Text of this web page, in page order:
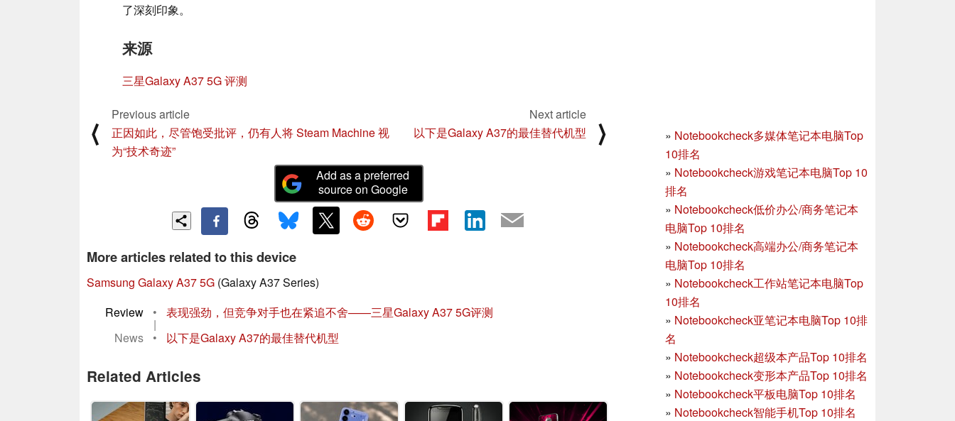
了深刻印象。
来源
三星Galaxy A37 5G 评测
» Notebookcheck多媒体笔记本电脑Top
10排名
» Notebookcheck游戏笔记本电脑Top 10
排名
» Notebookcheck低价办公/商务笔记本
电脑Top 10排名
» Notebookcheck高端办公/商务笔记本
电脑Top 10排名
» Notebookcheck工作站笔记本电脑Top
10排名
» Notebookcheck亚笔记本电脑Top 10排
名
» Notebookcheck超级本产品Top 10排名
» Notebookcheck变形本产品Top 10排名
» Notebookcheck平板电脑Top 10排名
» Notebookcheck智能手机Top 10排名
⟨
Previous article
正因如此，尽管饱受批评，仍有人将 Steam Machine 视
为“技术奇迹”
Next article
以下是Galaxy A37的最佳替代机型
⟩
Add as a preferred
source on Google
More articles related to this device
Samsung Galaxy A37 5G (Galaxy A37 Series)
Review
• 表现强劲，但竞争对手也在紧追不舍——三星Galaxy A37 5G评测
|
News
• 以下是Galaxy A37的最佳替代机型
Related Articles